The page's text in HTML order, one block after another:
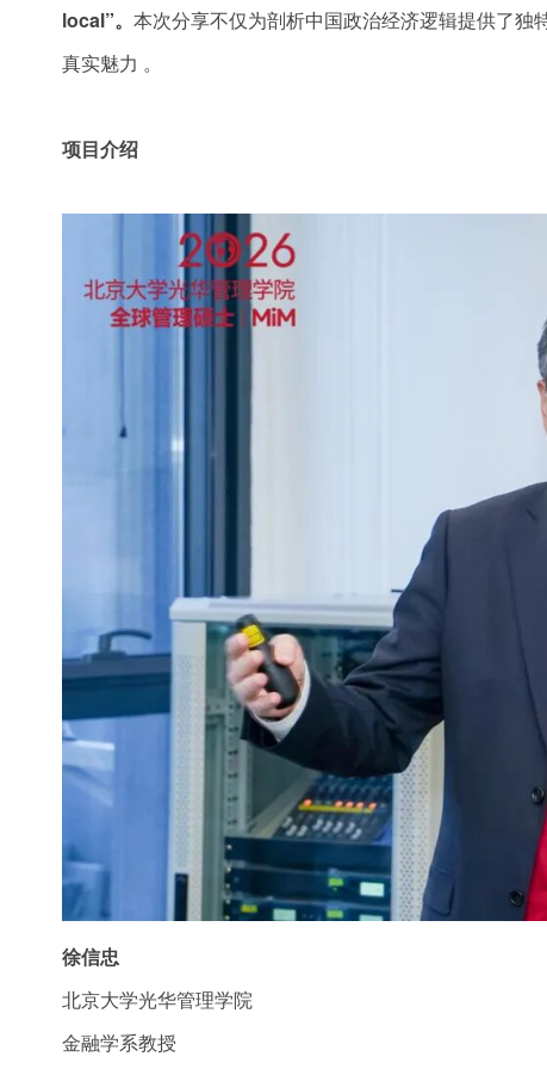
local”。 本次分享不仅为剖析中国政治经济逻辑提供了
真实魅力 。
项目介绍
徐信忠
北京大学光华管理学院
金融学系教授